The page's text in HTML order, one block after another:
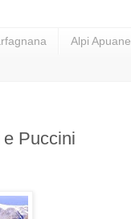
Alpi Apuane
Puccini